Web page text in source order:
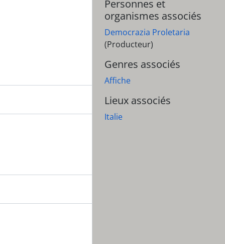
du Vietnam, Cambodge, Laos
Personnes et
organismes associés
Democrazia Proletaria
(Producteur)
Genres associés
Affiche
Lieux associés
Italie